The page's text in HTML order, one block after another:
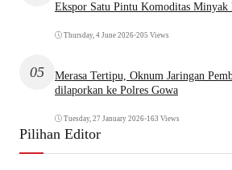
Ekspor Satu Pintu Komoditas Minyak
Thursday, 4 June 2026•205 Views
05
Merasa Tertipu, Oknum Jaringan
dilaporkan ke Polres Gowa
Tuesday, 27 January 2026•163 Views
Pilihan Editor